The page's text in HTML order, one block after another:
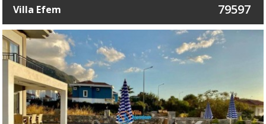
Villa Efem 79597